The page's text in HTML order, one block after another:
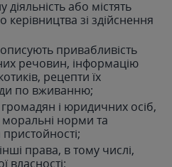
або містять
керівництва зі здійснення
привабливість
речовин, інформацію
рецепти їх
по вживанню;
і юридичних осіб,
моральні норми та
права, в тому числі,
власності;